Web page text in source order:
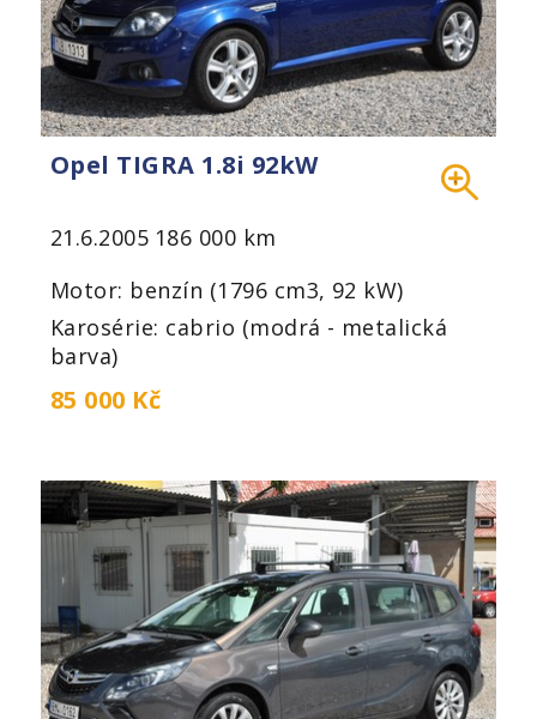
Opel TIGRA 1.8i 92kW
21.6.2005 186 000 km
Motor: benzín (1796 cm3, 92 kW)
Karosérie: cabrio (modrá - metalická
barva)
85 000 Kč